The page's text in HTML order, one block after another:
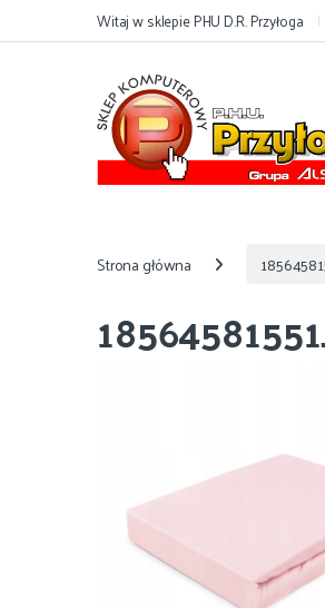
Przejdź do nawigacji
Przejdź do treściWitaj w sklepie PHU D.R. Przyłoga
Strona główna